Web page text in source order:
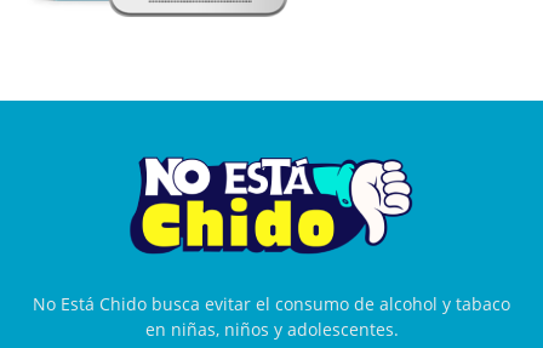
No Está Chido busca evitar el consumo de alcohol y tabaco
en niñas, niños y adolescentes.